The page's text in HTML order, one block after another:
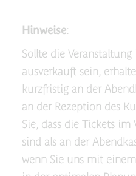
Hinweise:
Sollte die
ausverkauft sein,
kurzfristig an der
an der Rezeption des
Sie, dass die Tickets im
sind als an der
wenn Sie uns mit